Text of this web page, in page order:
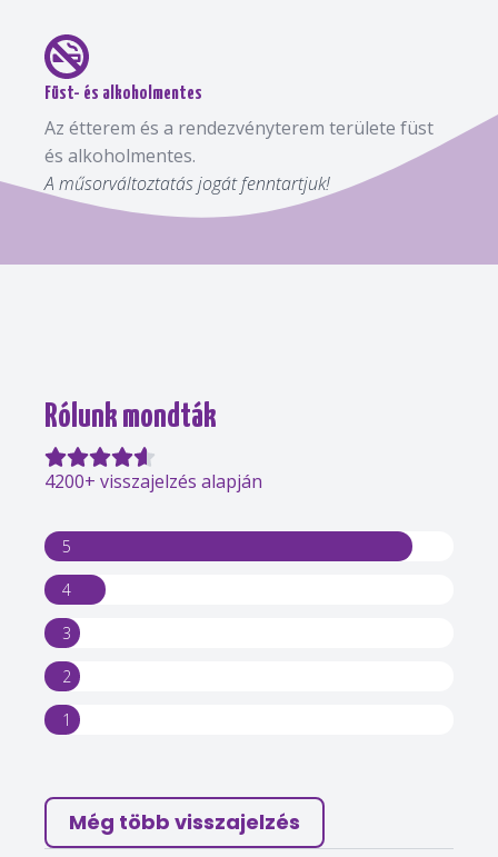
Füst- és alkoholmentes
Az étterem és a rendezvényterem területe füst
és alkoholmentes.
A műsorváltoztatás jogát fenntartjuk!
Rólunk mondták
4200+ visszajelzés alapján
5
4
3
2
1
Még több visszajelzés